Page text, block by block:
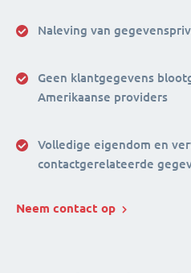
Naleving van
Geen klantgegevens
Amerikaanse providers
Volledige eigendom en
contactgerelateerde
Neem contact op